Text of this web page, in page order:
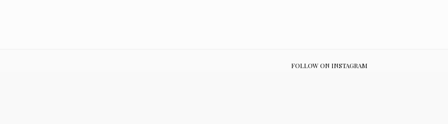
FOLLOW ON INSTAGRAM